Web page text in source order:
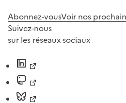
Abonnez-vousVoir nos
Suivez-nous
sur les réseaux sociaux